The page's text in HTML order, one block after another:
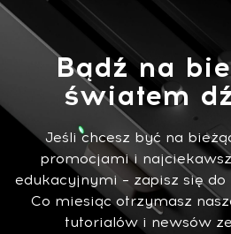
Bądź na
światem
Jeśli chcesz być na
promocjami i
edukacyjnymi – zapisz się do
Co miesiąc otrzymasz
tutorialów i newsów